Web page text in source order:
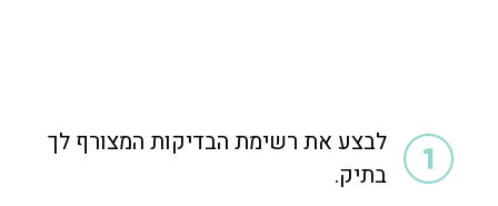
לבצע את רשימת הבדיקות המצורף לך
בתיק.